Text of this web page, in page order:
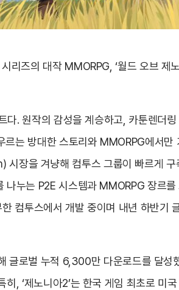
리즈의 대작 MMORPG, ‘월드 오브 제
다. 원작의 감성을 계승하고, 카툰렌더
는 방대한 스토리와 MMORPG에서만
시장을 겨냥해 컴투스 그룹이 빠르게
누는 P2E 시스템과 MMORPG 장르를
컴투스에서 개발 중이며 내년 하반기
글로벌 누적 6,300만 다운로드를 달성
, ‘제노니아2’는 한국 게임 최초로 미